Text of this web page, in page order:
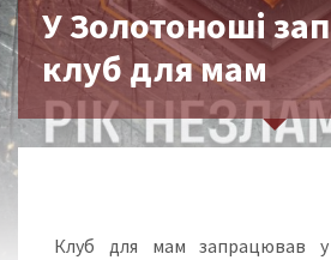
У Золотоноші
клуб для мам
Клуб для мам запрацював у